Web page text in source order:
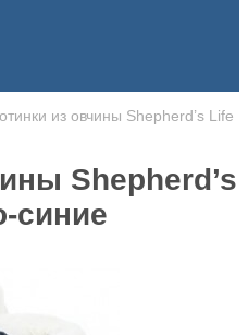
из овчины Shepherd’s Life
Shepherd’s
синие